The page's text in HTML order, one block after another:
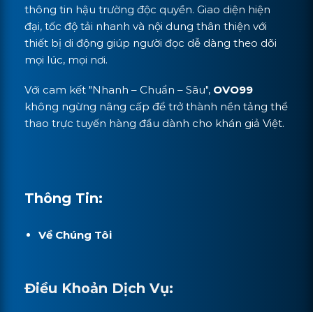
thông tin hậu trường độc quyền. Giao diện hiện
đại, tốc độ tải nhanh và nội dung thân thiện với
thiết bị di động giúp người đọc dễ dàng theo dõi
mọi lúc, mọi nơi.
Với cam kết "Nhanh – Chuẩn – Sâu", OVO99
không ngừng nâng cấp để trở thành nền tảng thể
thao trực tuyến hàng đầu dành cho khán giả Việt.
Thông Tin:
Về Chúng Tôi
Điều Khoản Dịch Vụ: